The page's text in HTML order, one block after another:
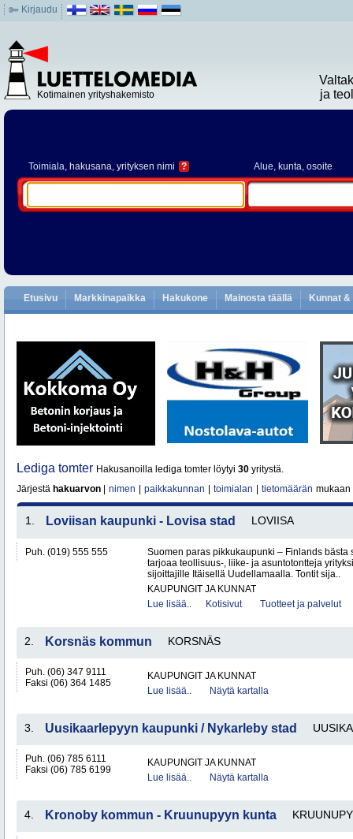
Kirjaudu
Kotimainen yrityshakemisto
ja
Toimiala, hakusana, yrityksen nimi ? Alue, kunta, osoite
Etusivu Markkinapaikka Hakukone Mainosta täällä Kunnat
Lediga tomter Hakusanoilla lediga tomter löytyi 30 yritystä.
Järjestä hakuarvon nimen paikkakunnan toimialan tietomäärän mukaan
1. Loviisan kaupunki - Lovisa stad LOVIISA
Puh. (019) 555 555
Suomen paras pikkukaupunki – Finlands bästa
tarjoaa teollisuus-, liike- ja asuntotontteja
sijoittajille Itäisellä Uudellamaalla. Tontit sija..
KAUPUNGIT JA KUNNAT
Lue lisää..
Kotisivut Tuotteet ja palvelut
2. Korsnäs kommun KORSNÄS
Puh. (06) 347 9111
Faksi (06) 364 1485
KAUPUNGIT JA KUNNAT
Lue lisää..
Näytä kartalla
3. Uusikaarlepyyn kaupunki / Nykarleby stad
Puh. (06) 785 6111
Faksi (06) 785 6199
KAUPUNGIT JA KUNNAT
Lue lisää..
Näytä kartalla
4. Kronoby kommun - Kruunupyyn kunta